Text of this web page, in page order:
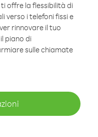
offre la flessibilità di
verso i telefoni fissi e
rinnovare il tuo
piano di
sulle chiamate